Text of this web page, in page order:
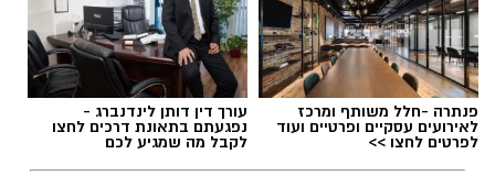
תגים:דרושים באשדוד
פנתרה -חלל משותף ומרכז
לאירועים עסקיים ופרטיים ועוד
לפרטים לחצו >>
עורך דין דותן לינדנברג -
נפגעתם בתאונת דרכים לחצו
לקבל מה שמגיע לכם